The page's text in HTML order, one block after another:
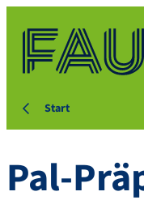
Start
Pal-